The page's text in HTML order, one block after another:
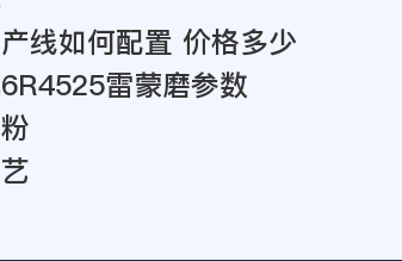
线如何配置 价格多少
雷蒙磨参数